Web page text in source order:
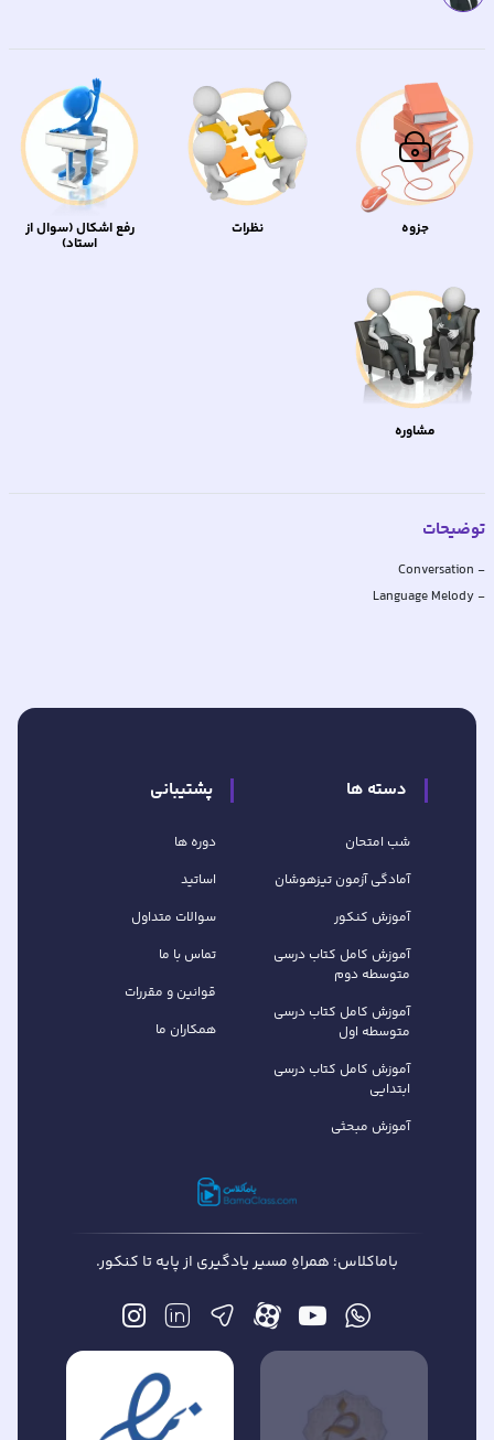
جزوه نظرات رفع اشکال (سوال از
استاد)
مشاوره
توضیحات
- Language Melody
دسته ها
شب امتحان
آمادگی آزمون تیزهوشان
آموزش کنکور
آموزش کامل کتاب‌ درسی
متوسطه دوم
آموزش کامل کتاب‌ درسی
متوسطه اول
آموزش کامل کتاب درسی
ابتدایی
آموزش مبحثی
پشتیبانی
دوره ها
اساتید
سوالات متداول
تماس با ما
قوانین و مقررات
همکاران ما
باماکلاس؛ همراهِ مسیر یادگیری از پایه تا کنکور.